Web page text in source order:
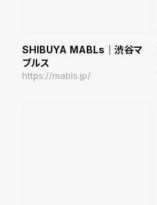
SHIBUYA MABLs｜渋谷マ
ブルス
https://mabls.jp/